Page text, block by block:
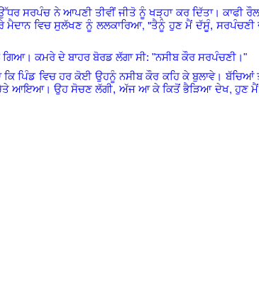
ਸਰਪੰਚ ਨੇ ਆਪਣੀ ਤੀਵੀਂ ਜੀਤੋ ਨੂੰ ਖੜ੍ਹਾ ਕਰ ਦਿੱਤਾ। ਕਾਫੀ
ਮੈਦਾਨ ਵਿਚ ਸੁਲੱਖਣ ਨੂੰ ਲਲਕਾਰਿਆ, "ਤੈਨੂੰ ਹੁਣ ਮੈਂ ਦੱਸੂੰ,
ਗਿਆ। ਕਮਰੇਦੇ ਬਾਹਰ ਬੋਰਡ ਲੱਗਾ ਸੀ: "ਨਸੀਬ ਕੌਰ ਸਰਪੰਚਣੀ ।"
ਕਿ ਪਿੰਡ ਵਿਚ ਹਰ ਕੋਈ ਉਹਨੂੰ ਨਸੀਬ ਕੌਰ ਕਹਿ ਕੇ ਬੁਲਾਵੇ। ਬੱਚਿਆਂ
ਚੇਤੇ ਆਇਆ। ਉਹ ਸੋਚਣ ਲੱਗੀ, ਅੱਜ ਆ ਕੇ ਕਿਤੋਂ ਭੈੜਿਆ ਦੇਖ,ਹੁਣ ਮੈਂ